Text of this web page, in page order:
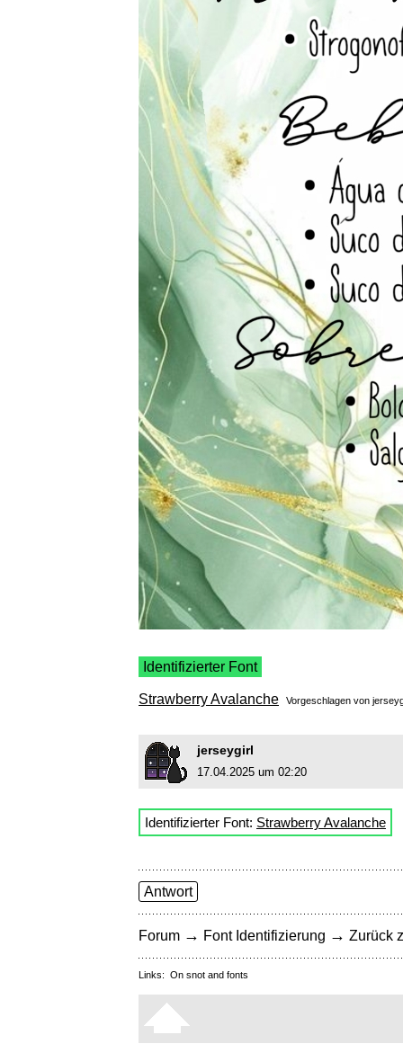
Identifizierter Font
Strawberry Avalanche Vorgeschlagen von
jerseygirl
17.04.2025 um 02:20
Identifizierter Font: Strawberry Avalanche
Antwort
Forum → Font Identifizierung → Zurück
Links: On snot and fonts